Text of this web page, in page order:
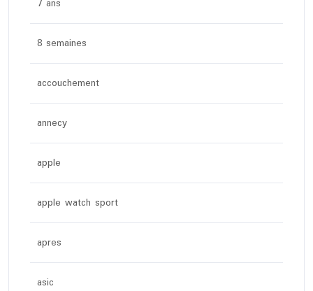
7 ans
8 semaines
accouchement
annecy
apple
apple watch sport
apres
asic